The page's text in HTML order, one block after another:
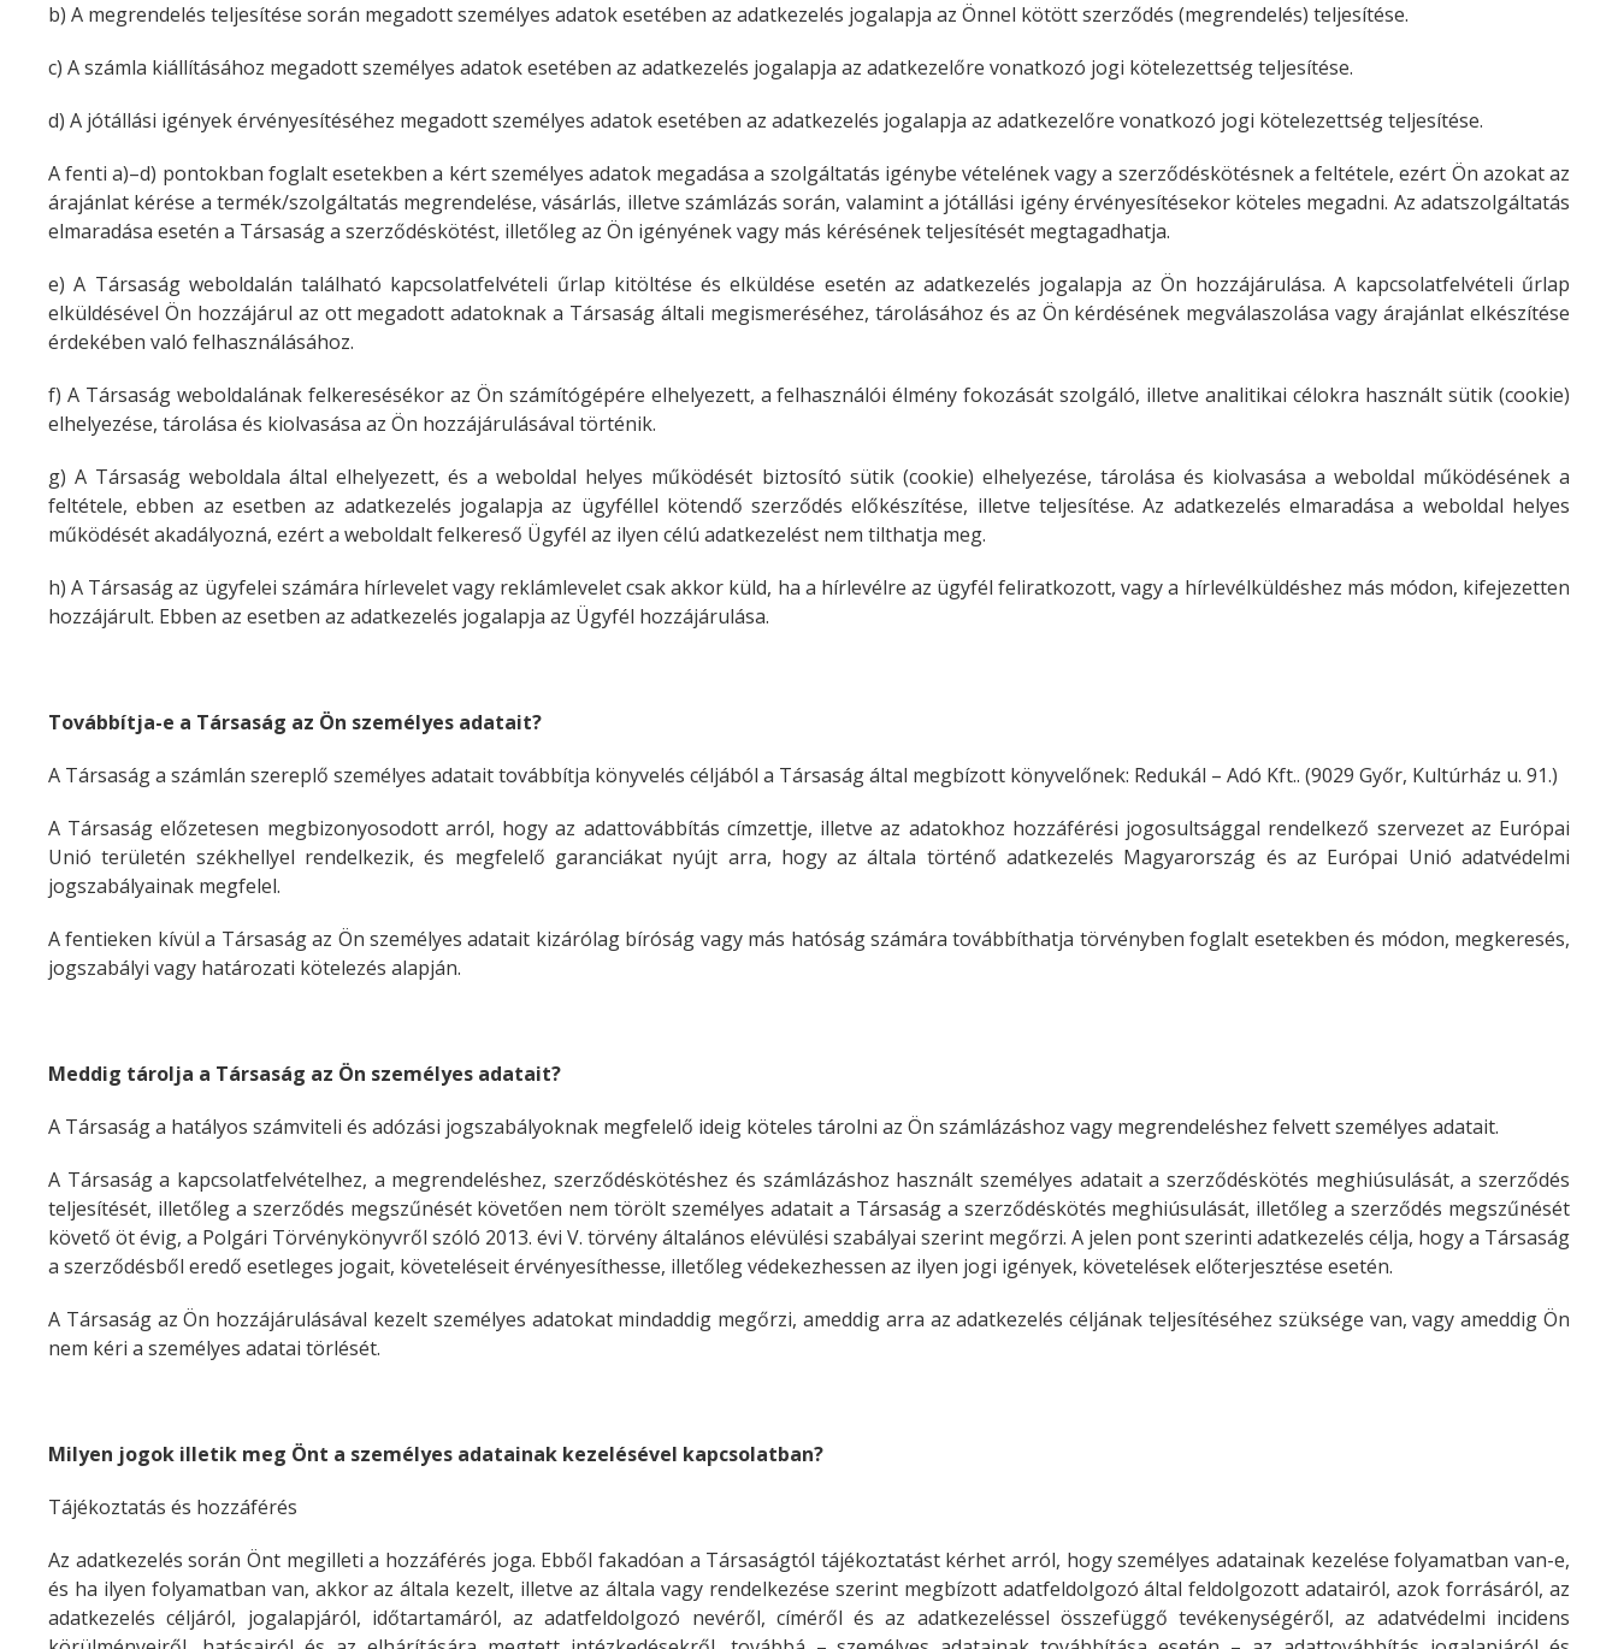
b) A megrendelés teljesítése során megadott személyes adatok esetében az adatkezelés jogalapja az Önnel kötött szerződés (megrendelés) teljesítése.
c) A számla kiállításához megadott személyes adatok esetében az adatkezelés jogalapja az adatkezelőre vonatkozó jogi kötelezettség teljesítése.
d) A jótállási igények érvényesítéséhez megadott személyes adatok esetében az adatkezelés jogalapja az adatkezelőre vonatkozó jogi kötelezettség teljesítése.
A fenti a)–d) pontokban foglalt esetekben a kért személyes adatok megadása a szolgáltatás igénybe vételének vagy a szerződéskötésnek a feltétele, ezért Ön azokat az
árajánlat kérése a termék/szolgáltatás megrendelése, vásárlás, illetve számlázás során, valamint a jótállási igény érvényesítésekor köteles megadni. Az adatszolgáltatás
elmaradása esetén a Társaság a szerződéskötést, illetőleg az Ön igényének vagy más kérésének teljesítését megtagadhatja.
e) A Társaság weboldalán található kapcsolatfelvételi űrlap kitöltése és elküldése esetén az adatkezelés jogalapja az Ön hozzájárulása. A kapcsolatfelvételi űrlap
elküldésével Ön hozzájárul az ott megadott adatoknak a Társaság általi megismeréséhez, tárolásához és az Ön kérdésének megválaszolása vagy árajánlat elkészítése
érdekében való felhasználásához.
f) A Társaság weboldalának felkeresésékor az Ön számítógépére elhelyezett, a felhasználói élmény fokozását szolgáló, illetve analitikai célokra használt sütik (cookie)
elhelyezése, tárolása és kiolvasása az Ön hozzájárulásával történik.
g) A Társaság weboldala által elhelyezett, és a weboldal helyes működését biztosító sütik (cookie) elhelyezése, tárolása és kiolvasása a weboldal működésének a
feltétele, ebben az esetben az adatkezelés jogalapja az ügyféllel kötendő szerződés előkészítése, illetve teljesítése. Az adatkezelés elmaradása a weboldal helyes
működését akadályozná, ezért a weboldalt felkereső Ügyfél az ilyen célú adatkezelést nem tilthatja meg.
h) A Társaság az ügyfelei számára hírlevelet vagy reklámlevelet csak akkor küld, ha a hírlevélre az ügyfél feliratkozott, vagy a hírlevélküldéshez más módon, kifejezetten
hozzájárult. Ebben az esetben az adatkezelés jogalapja az Ügyfél hozzájárulása.
Továbbítja-e a Társaság az Ön személyes adatait?
A Társaság a számlán szereplő személyes adatait továbbítja könyvelés céljából a Társaság által megbízott könyvelőnek: Redukál – Adó Kft.. (9029 Győr, Kultúrház u. 91.)
A Társaság előzetesen megbizonyosodott arról, hogy az adattovábbítás címzettje, illetve az adatokhoz hozzáférési jogosultsággal rendelkező szervezet az Európai
Unió területén székhellyel rendelkezik, és megfelelő garanciákat nyújt arra, hogy az általa történő adatkezelés Magyarország és az Európai Unió adatvédelmi
jogszabályainak megfelel.
A fentieken kívül a Társaság az Ön személyes adatait kizárólag bíróság vagy más hatóság számára továbbíthatja törvényben foglalt esetekben és módon, megkeresés,
jogszabályi vagy határozati kötelezés alapján.
Meddig tárolja a Társaság az Ön személyes adatait?
A Társaság a hatályos számviteli és adózási jogszabályoknak megfelelő ideig köteles tárolni az Ön számlázáshoz vagy megrendeléshez felvett személyes adatait.
A Társaság a kapcsolatfelvételhez, a megrendeléshez, szerződéskötéshez és számlázáshoz használt személyes adatait a szerződéskötés meghiúsulását, a szerződés
teljesítését, illetőleg a szerződés megszűnését követően nem törölt személyes adatait a Társaság a szerződéskötés meghiúsulását, illetőleg a szerződés megszűnését
követő öt évig, a Polgári Törvénykönyvről szóló 2013. évi V. törvény általános elévülési szabályai szerint megőrzi. A jelen pont szerinti adatkezelés célja, hogy a Társaság
a szerződésből eredő esetleges jogait, követeléseit érvényesíthesse, illetőleg védekezhessen az ilyen jogi igények, követelések előterjesztése esetén.
A Társaság az Ön hozzájárulásával kezelt személyes adatokat mindaddig megőrzi, ameddig arra az adatkezelés céljának teljesítéséhez szüksége van, vagy ameddig Ön
nem kéri a személyes adatai törlését.
Milyen jogok illetik meg Önt a személyes adatainak kezelésével kapcsolatban?
Tájékoztatás és hozzáférés
Az adatkezelés során Önt megilleti a hozzáférés joga. Ebből fakadóan a Társaságtól tájékoztatást kérhet arról, hogy személyes adatainak kezelése folyamatban van-e,
és ha ilyen folyamatban van, akkor az általa kezelt, illetve az általa vagy rendelkezése szerint megbízott adatfeldolgozó által feldolgozott adatairól, azok forrásáról, az
adatkezelés céljáról, jogalapjáról, időtartamáról, az adatfeldolgozó nevéről, címéről és az adatkezeléssel összefüggő tevékenységéről, az adatvédelmi incidens